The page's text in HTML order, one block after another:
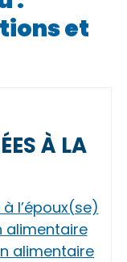
et
À LA
l’époux(se)
alimentaire
alimentaire